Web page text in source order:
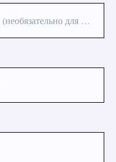
Ваш адрес электронной почты (необязательно для заполнения)